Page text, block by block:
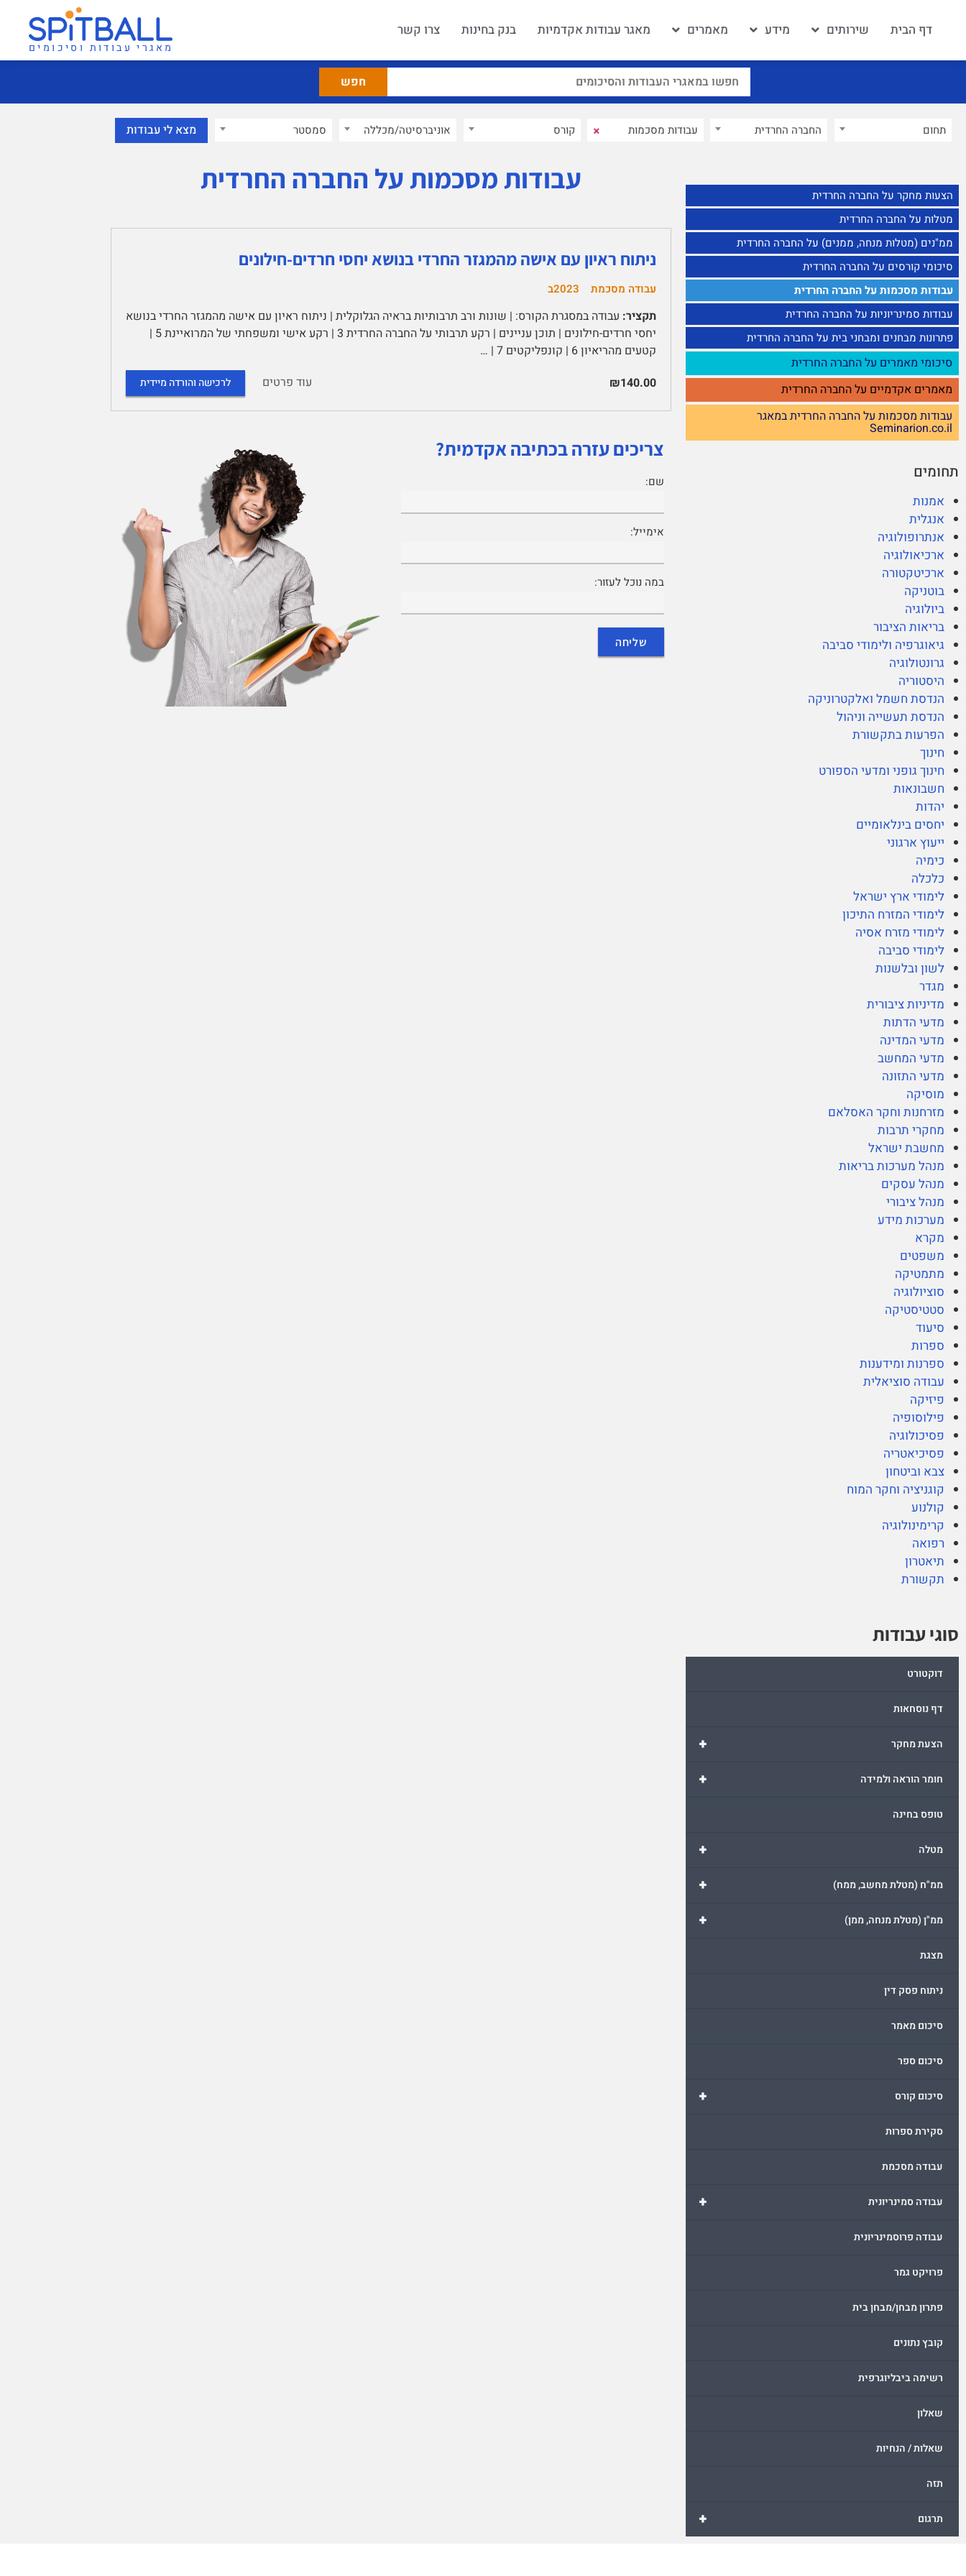
דף הבית שירותים מידע מאמרים מאגר עבודות אקדמיות בנק בחינות צרו קשר
מאגרי עבודות וסיכומים
תחום החברה החרדית × קורס אוניברסיטה/מכללה סמסטר
הצעות מחקר על החברה החרדית
מטלות על החברה החרדית
ממ"נים (מטלות מנחה, ממנים) על החברה החרדית
סיכומי קורסים על החברה החרדית
עבודות מסכמות על החברה החרדית
עבודות סמינריוניות על החברה החרדית
פתרונות מבחנים ומבחני בית על החברה החרדית
סיכומי מאמרים על החברה החרדית
מאמרים אקדמיים על החברה החרדית
עבודות מסכמות על החברה החרדית במאגר
Seminarion.co.il
תחומים
אמנות
אנגלית
אנתרופולוגיה
ארכיאולוגיה
ארכיטקטורה
בוטניקה
ביולוגיה
בריאות הציבור
גיאוגרפיה ולימודי סביבה
גרונטולוגיה
היסטוריה
הנדסת חשמל ואלקטרוניקה
הנדסת תעשייה וניהול
הפרעות בתקשורת
חינוך
חינוך גופני ומדעי הספורט
חשבונאות
יהדות
יחסים בינלאומיים
ייעוץ ארגוני
כימיה
כלכלה
לימודי ארץ ישראל
לימודי המזרח התיכון
לימודי מזרח אסיה
לימודי סביבה
לשון ובלשנות
מגדר
מדיניות ציבורית
מדעי הדתות
מדעי המדינה
מדעי המחשב
מדעי התזונה
מוסיקה
מזרחנות וחקר האסלאם
מחקרי תרבות
מחשבת ישראל
מנהל מערכות בריאות
מנהל עסקים
מנהל ציבורי
מערכות מידע
מקרא
משפטים
מתמטיקה
סוציולוגיה
סטטיסטיקה
סיעוד
ספרות
ספרנות ומידענות
עבודה סוציאלית
פיזיקה
פילוסופיה
פסיכולוגיה
פסיכיאטריה
צבא וביטחון
קוגניציה וחקר המוח
קולנוע
קרימינולוגיה
רפואה
תיאטרון
תקשורת
סוגי עבודות
דוקטורט
דף נוסחאות
+ הצעת מחקר
+ חומר הוראה ולמידה
טופס בחינה
+ מטלה
+ ממ"ח (מטלת מחשב, ממח)
+ ממ"ן (מטלת מנחה, ממן)
מצגת
ניתוח פסק דין
סיכום מאמר
סיכום ספר
+ סיכום קורס
סקירת ספרות
עבודה מסכמת
+ עבודה סמינריונית
עבודה פרוסמינריונית
פרויקט גמר
פתרון מבחן/מבחן בית
קובץ נתונים
רשימה ביבליוגרפית
שאלון
שאלות / הנחיות
תזה
+ תרגום
עבודות מסכמות על החברה החרדית
ניתוח ראיון עם אישה מהמגזר החרדי בנושא יחסי חרדים-חילונים
עבודה מסכמת 2023ב
תקציר: עבודה במסגרת הקורס: | שונות ורב תרבותיות בראיה הגלוקלית | ניתוח ראיון עם אישה מהמגזר החרדי בנושא
יחסי חרדים-חילונים | תוכן עניינים | רקע תרבותי על החברה החרדית 3 | רקע אישי ומשפחתי של המרואיינת 5 |
קטעים מהריאיון 6 | קונפליקטים 7 | …
₪140.00
עוד פרטים לרכישה והורדה מיידית
צריכים עזרה בכתיבה אקדמית?
שם:
אימייל:
במה נוכל לעזור: